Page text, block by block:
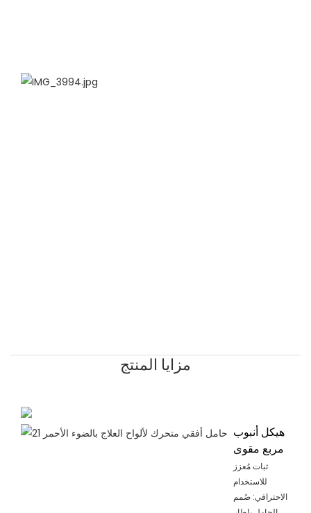
مزايا المنتج
هيكل أنبوب
مربع مقوى
ثبات مُعزز
للاستخدام
الاحترافي: صُمم